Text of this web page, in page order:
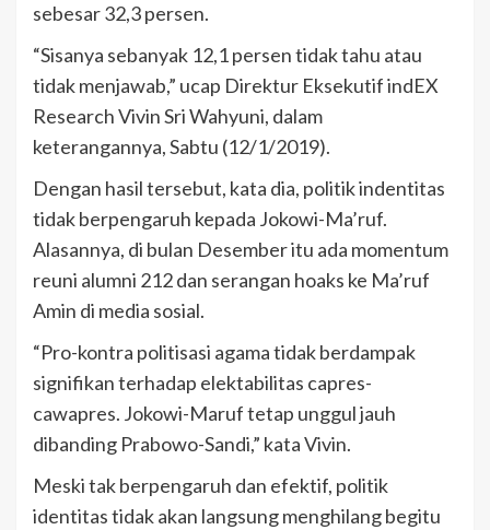
sebesar 32,3 persen.
“Sisanya sebanyak 12,1 persen tidak tahu atau
tidak menjawab,” ucap Direktur Eksekutif indEX
Research Vivin Sri Wahyuni, dalam
keterangannya, Sabtu (12/1/2019).
Dengan hasil tersebut, kata dia, politik indentitas
tidak berpengaruh kepada Jokowi-Ma’ruf.
Alasannya, di bulan Desember itu ada momentum
reuni alumni 212 dan serangan hoaks ke Ma’ruf
Amin di media sosial.
“Pro-kontra politisasi agama tidak berdampak
signifikan terhadap elektabilitas capres-
cawapres. Jokowi-Maruf tetap unggul jauh
dibanding Prabowo-Sandi,” kata Vivin.
Meski tak berpengaruh dan efektif, politik
identitas tidak akan langsung menghilang begitu